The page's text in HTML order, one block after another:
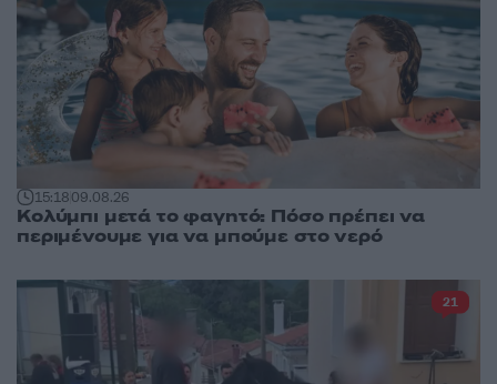
15:1809.08.26
Κολύμπι μετά το φαγητό: Πόσο πρέπει να
περιμένουμε για να μπούμε στο νερό
21